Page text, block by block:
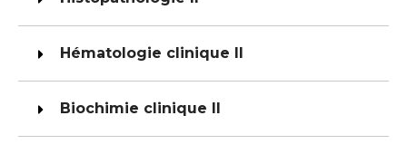
Hématologie clinique II
Biochimie clinique II